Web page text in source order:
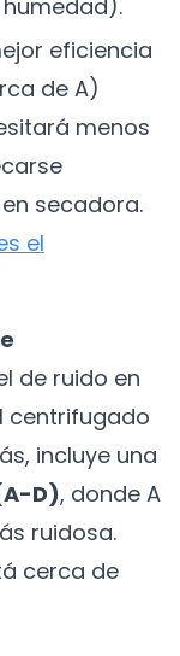
eficiencia
de A)
menos
secadora.
el
de ruido en
centrifugado
incluye una
D), donde A
ruidosa.
cerca de